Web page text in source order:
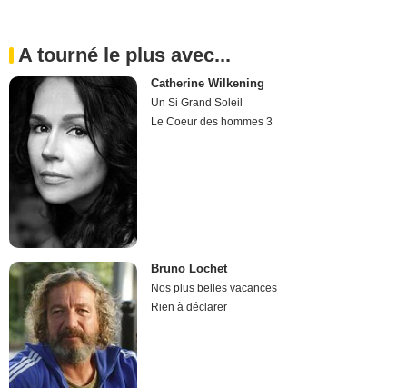
A tourné le plus avec...
Catherine Wilkening
Un Si Grand Soleil
Le Coeur des hommes 3
Bruno Lochet
Nos plus belles vacances
Rien à déclarer